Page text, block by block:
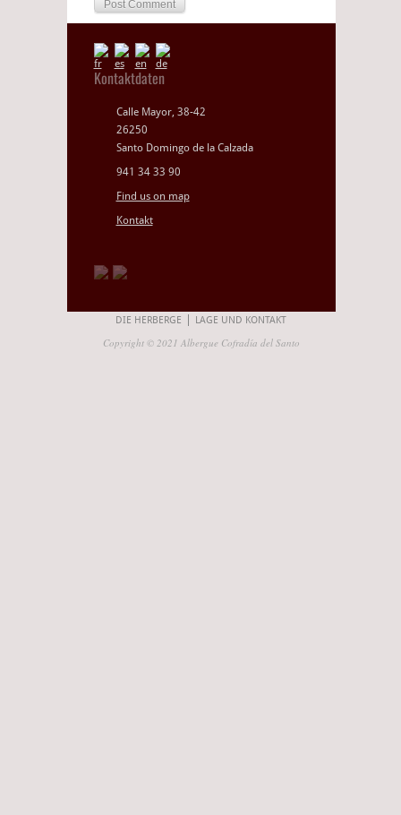
Kontaktdaten
Calle Mayor, 38-42
26250
Santo Domingo de la Calzada
941 34 33 90
Find us on map
Kontakt
DIE HERBERGE LAGE UND KONTAKT
Copyright © 2021 Albergue Cofradía del Santo